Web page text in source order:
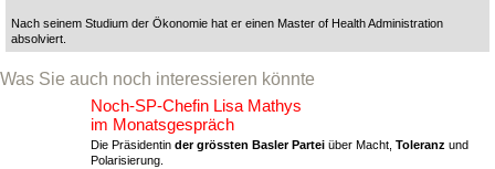
Nach seinem Studium der Ökonomie hat er einen Master of Health Administration
absolviert.
Was Sie auch noch interessieren könnte
Noch-SP-Chefin Lisa Mathys
im Monatsgespräch
Die Präsidentin der grössten Basler Partei über Macht, Toleranz und
Polarisierung.